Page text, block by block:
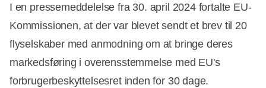
I en pressemeddelelse fra 30. april 2024 fortalte EU-
Kommissionen, at der var blevet sendt et brev til 20
flyselskaber med anmodning om at bringe deres
markedsføring i overensstemmelse med EU's
forbrugerbeskyttelsesret inden for 30 dage.